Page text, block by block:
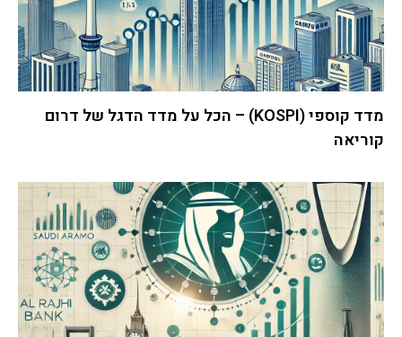
מדד קוספי (KOSPI) – הכל על מדד הדגל של דרום
קוריאה